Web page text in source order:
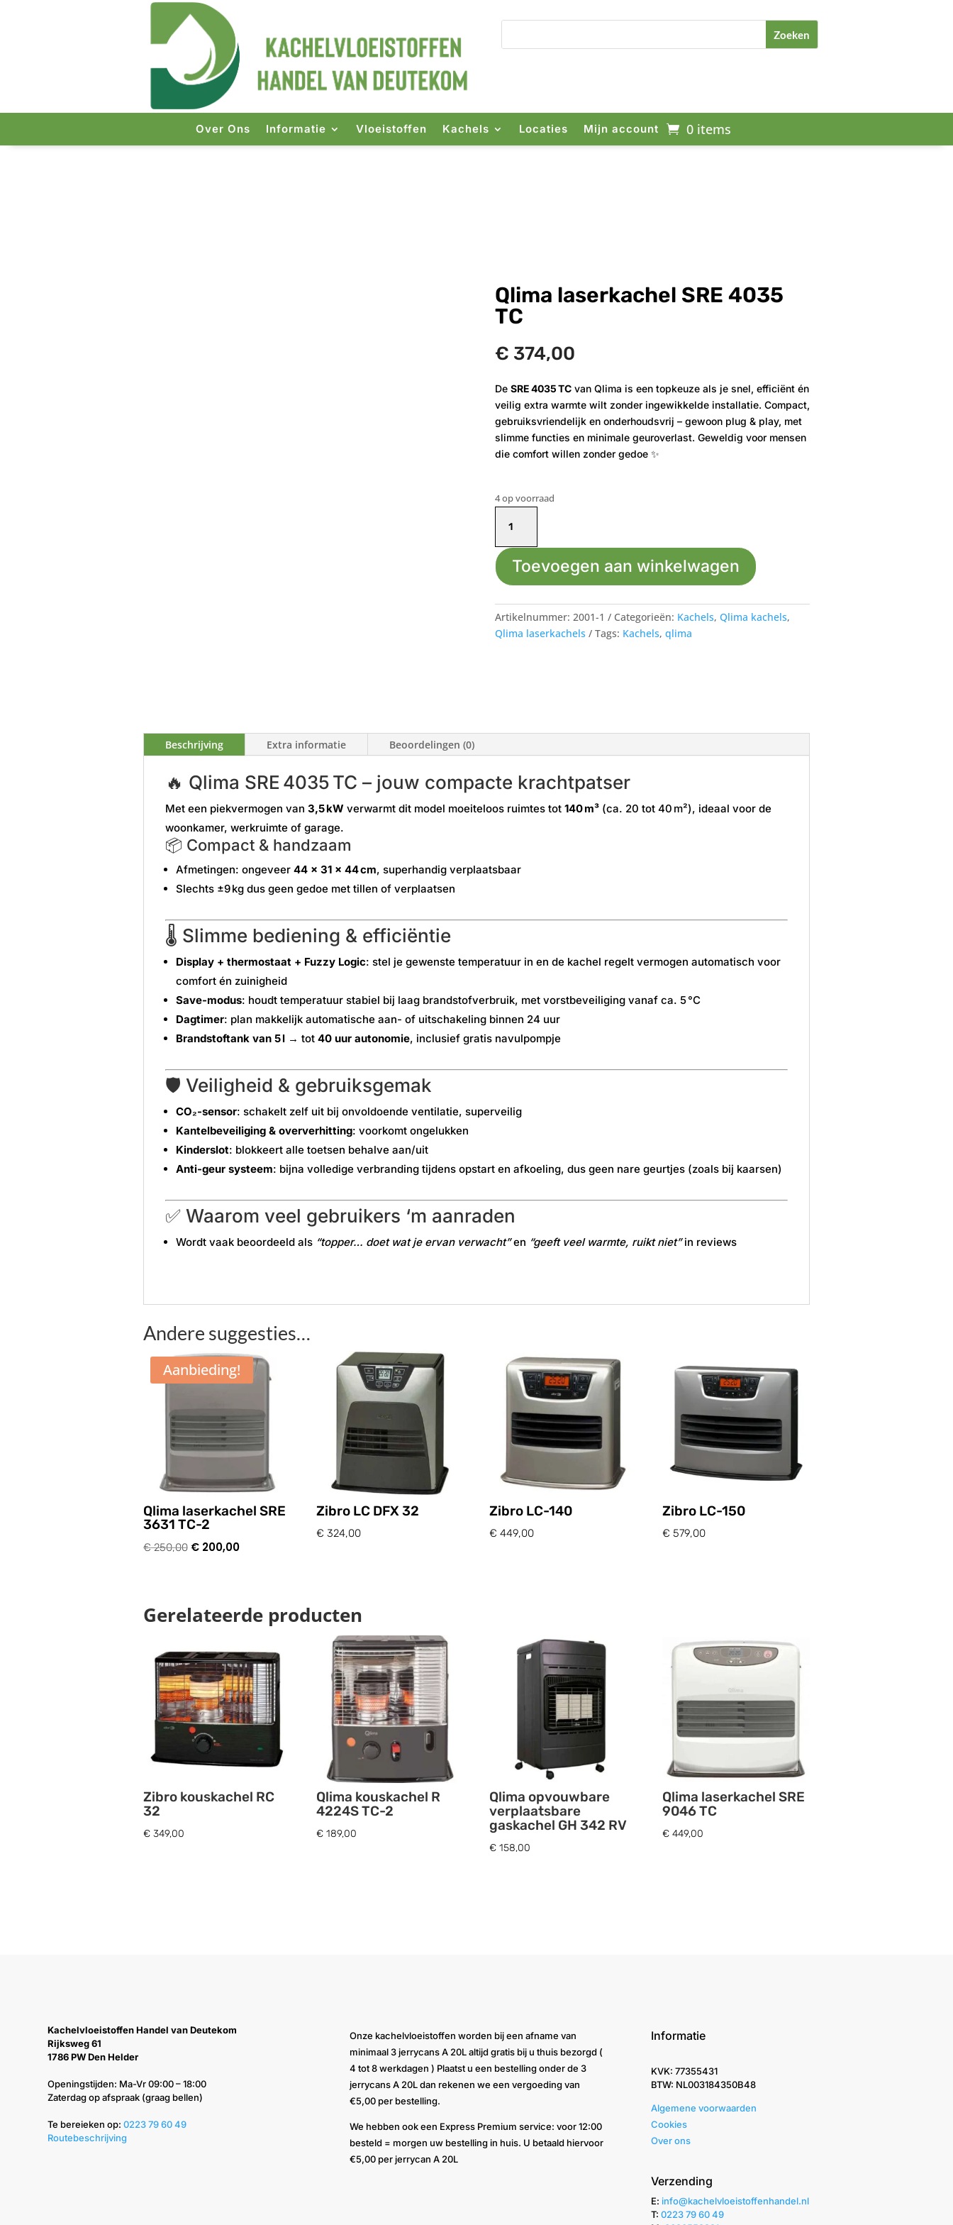
Over Ons Informatie Vloeistoffen Kachels Locaties Mijn account 0 items
Qlima laserkachel SRE 4035
TC
€ 374,00
De SRE 4035 TCvan Qlima is een topkeuze als je snel, efficiënt én
veilig extra warmte wilt zonder ingewikkelde installatie. Compact,
gebruiksvriendelijk en onderhoudsvrij – gewoon plug & play, met
slimme functies en minimale geuroverlast. Geweldig voor mensen
die comfort willen zonder gedoe ✨
4 op voorraad
laserkachel
SRE
4035
TC
Toevoegen aan winkelwagen
Artikelnummer: 2001-1 Categorieën: Kachels, Qlima kachels,
Qlima laserkachels
Tags: Kachels, qlima
Beschrijving Extra informatie Beoordelingen (0)
🔥 Qlima SRE 4035 TC – jouw compacte krachtpatser
Met een piekvermogen van 3,5 kW verwarmt dit model moeiteloos ruimtes tot 140 m³(ca. 20 tot 40 m²), ideaal voor de
woonkamer, werkruimte of garage.
📦 Compact & handzaam
Afmetingen: ongeveer 44 × 31 × 44 cm, superhandig verplaatsbaar
Slechts ±9 kg dus geen gedoe met tillen of verplaatsen
🌡 Slimme bediening & efficiëntie
Display + thermostaat + Fuzzy Logic: stel je gewenste temperatuur in en de kachel regelt vermogen automatisch voor
comfort én zuinigheid
Save-modus: houdt temperatuur stabiel bij laag brandstofverbruik, met vorstbeveiliging vanaf ca. 5 °C
Dagtimer: plan makkelijk automatische aan- of uitschakeling binnen 24 uur
Brandstoftank van 5 l→ tot 40 uur autonomie, inclusief gratis navulpompje
🛡️ Veiligheid & gebruiksgemak
CO₂-sensor: schakelt zelf uit bij onvoldoende ventilatie, superveilig
Kantelbeveiliging & oververhitting: voorkomt ongelukken
Kinderslot: blokkeert alle toetsen behalve aan/uit
Anti-geur systeem: bijna volledige verbranding tijdens opstart en afkoeling, dus geen nare geurtjes (zoals bij kaarsen)
✅ Waarom veel gebruikers ‘m aanraden
Wordt vaak beoordeeld als “topper… doet wat je ervan verwacht”en “geeft veel warmte, ruikt niet”in reviews
Andere suggesties…
Aanbieding!
Qlima laserkachel SRE
3631 TC-2
€250,00 Oorspronkelijke
€200,00Huidige
Zibro LC DFX 32
€ 324,00
Zibro LC-140
€ 449,00
Zibro LC-150
€ 579,00
Gerelateerde producten
Zibro kouskachel RC
32
€349,00
Qlima kouskachel R
4224S TC-2
€189,00
Qlima opvouwbare
verplaatsbare
gaskachel GH 342 RV
€158,00
Qlima laserkachel SRE
9046 TC
€449,00
Kachelvloeistoffen Handel van Deutekom
Rijksweg 61
1786 PW Den Helder
Openingstijden: Ma-Vr 09:00 – 18:00
Zaterdag op afspraak (graag bellen)
Te bereieken op: ‭0223 79 60 49‬
Routebeschrijving
Onze kachelvloeistoffen worden bij een afname van
minimaal 3 jerrycans A 20L altijd gratis bij u thuis bezorgd (
4 tot 8 werkdagen ) Plaatst u een bestelling onder de 3
jerrycans A 20L dan rekenen we een vergoeding van
€5,00 per bestelling.
We hebben ook een Express Premium service: voor 12:00
besteld = morgen uw bestelling in huis. U betaald hiervoor
€5,00 per jerrycan A 20L
Informatie
KVK: 77355431
BTW: NL003184350B48
Algemene voorwaarden
Cookies
Over ons
Verzending
E: info@kachelvloeistoffenhandel.nl
T: ‭ 0223 79 60 49‬